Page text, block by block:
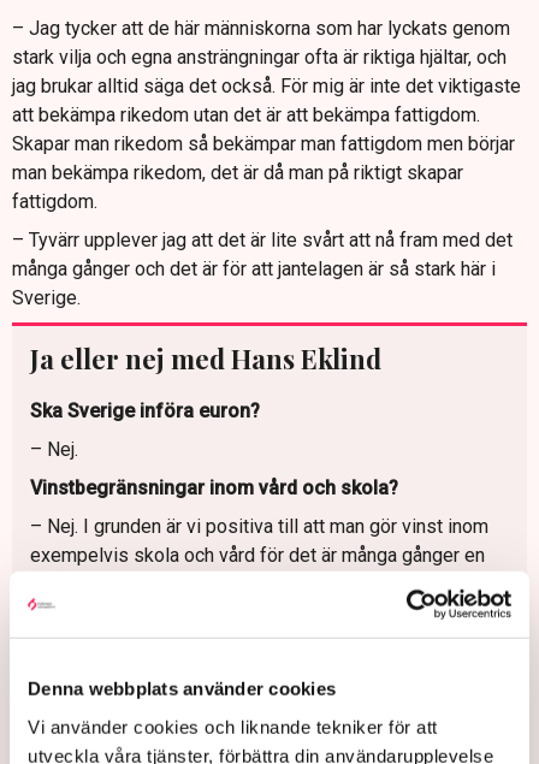
Denna webbplats använder cookies
Vi använder cookies och liknande tekniker för att
utveckla våra tjänster, förbättra din användarupplevelse
– Jag tycker att de här människorna som har lyckats genom
stark vilja och egna ansträngningar ofta är riktiga hjältar, och
jag brukar alltid säga det också. För mig är inte det viktigaste
att bekämpa rikedom utan det är att bekämpa fattigdom.
Skapar man rikedom så bekämpar man fattigdom men börjar
man bekämpa rikedom, det är då man på riktigt skapar
fattigdom.
– Tyvärr upplever jag att det är lite svårt att nå fram med det
många gånger och det är för att jantelagen är så stark här i
Sverige.
Ja eller nej med Hans Eklind
Ska Sverige införa euron?
– Nej.
Vinstbegränsningar inom vård och skola?
– Nej. I grunden är vi positiva till att man gör vinst inom
exempelvis skola och vård för det är många gånger en
förutsättning för att man ska kunna starta och långsiktigt
leverera. Men riksdagen kommer att besluta om att i
vissa fall så ska inte en vinstutdelning kunna ske och vi
vinstutdelning samtidigt som man får grava anmärkningar
på kvaliteten, då tycker vi att det är rimligt att det ses
över. Men svaret måste ändå bli att vi är emot